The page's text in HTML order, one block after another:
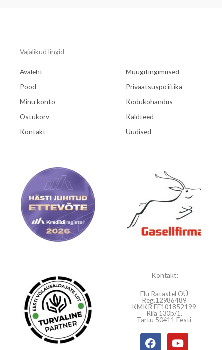
Vajalikud lingid
Avaleht
Pood
Minu konto
Ostukorv
Kontakt
Müügitingimused
Privaatsuspoliitika
Kodukohandus
Kaldteed
Uudised
Kontakt:
Elu Ratastel OÜ
Reg.12986489
KMKR EE101852199
Riia 130b/1.
Tartu 50411 Eesti
F
Y